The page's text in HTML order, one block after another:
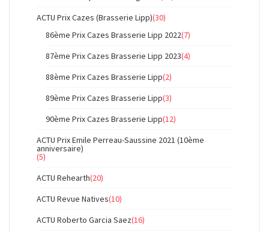
ACTU Prix Cazes (Brasserie Lipp)(30)
86ème Prix Cazes Brasserie Lipp 2022(7)
87ème Prix Cazes Brasserie Lipp 2023(4)
88ème Prix Cazes Brasserie Lipp(2)
89ème Prix Cazes Brasserie Lipp(3)
90ème Prix Cazes Brasserie Lipp(12)
ACTU Prix Emile Perreau-Saussine 2021 (10ème
anniversaire)
(5)
ACTU Rehearth(20)
ACTU Revue Natives(10)
ACTU Roberto Garcia Saez(16)